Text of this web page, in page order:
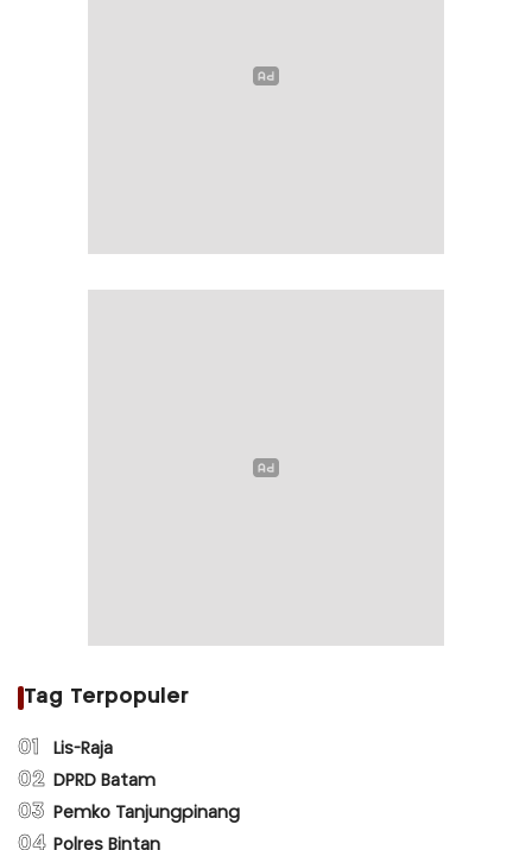
Tag Terpopuler
01 Lis-Raja
02 DPRD Batam
03 Pemko Tanjungpinang
04 Polres Bintan